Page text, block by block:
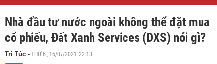
Nhà đầu tư nước ngoài không thể đặt mua
cổ phiếu, Đất Xanh Services (DXS) nói gì?
Tri Túc - THỨ 6 , 16/07/2021, 22:13